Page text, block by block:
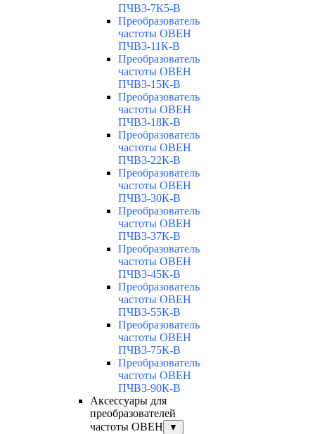
ПЧВ3-7К5-В
Преобразователь
частоты ОВЕН
ПЧВ3-11К-В
Преобразователь
частоты ОВЕН
ПЧВ3-15К-В
Преобразователь
частоты ОВЕН
ПЧВ3-18К-В
Преобразователь
частоты ОВЕН
ПЧВ3-22К-В
Преобразователь
частоты ОВЕН
ПЧВ3-30К-В
Преобразователь
частоты ОВЕН
ПЧВ3-37К-В
Преобразователь
частоты ОВЕН
ПЧВ3-45К-В
Преобразователь
частоты ОВЕН
ПЧВ3-55К-В
Преобразователь
частоты ОВЕН
ПЧВ3-75К-В
Преобразователь
частоты ОВЕН
ПЧВ3-90К-В
Аксессуары для
преобразователей
частоты ОВЕН
▼